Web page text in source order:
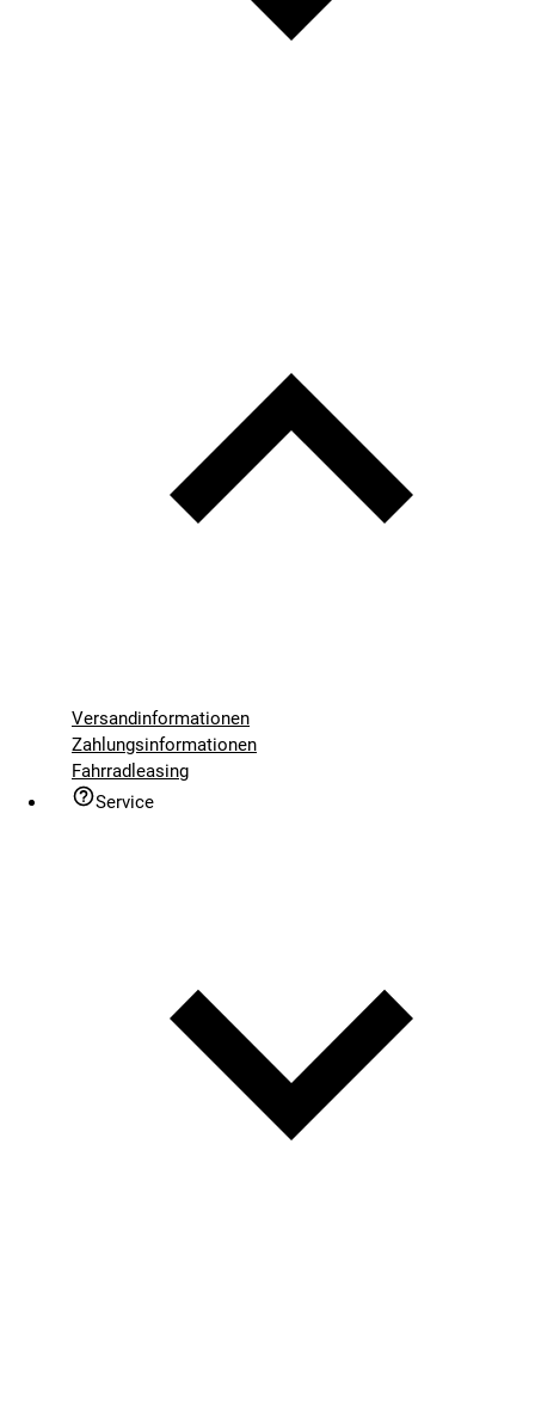
Versandinformationen
Zahlungsinformationen
Fahrradleasing
Service